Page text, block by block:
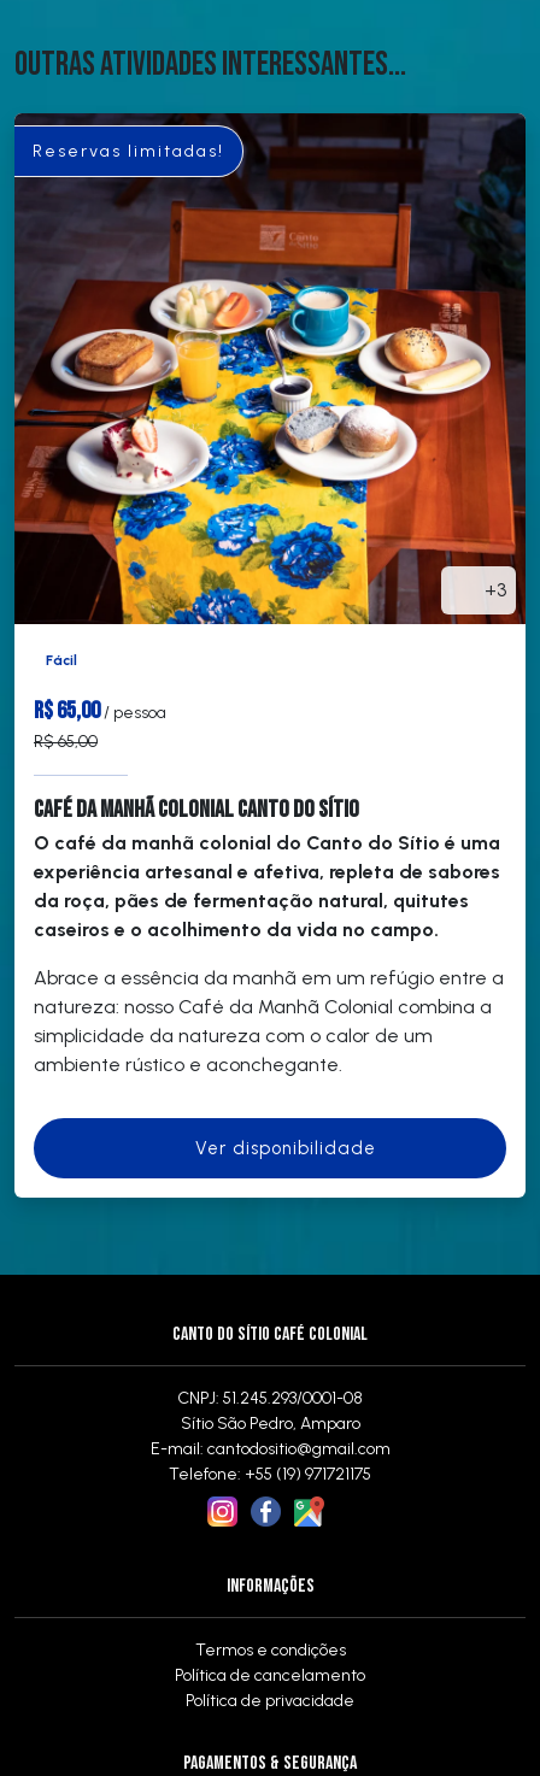
Outras atividades interessantes...
Reservas limitadas!
+3
Fácil
R$ 65,00/ pessoa
R$ 65,00
Café da Manhã Colonial Canto do Sítio
O café da manhã colonial do Canto do Sítio é uma
experiência artesanal e afetiva, repleta de sabores
da roça, pães de fermentação natural, quitutes
caseiros e o acolhimento da vida no campo.
Abrace a essência da manhã em um refúgio entre a
natureza: nosso Café da Manhã Colonial combina a
simplicidade da natureza com o calor de um
ambiente rústico e aconchegante.
Ver disponibilidade
CANTO DO SÍTIO CAFÉ COLONIAL
CNPJ: 51.245.293/0001-08
Sítio São Pedro, Amparo
E-mail: cantodositio@gmail.com
Telefone: +55 (19) 971721175
INFORMAÇÕES
Termos e condições
Política de cancelamento
Política de privacidade
PAGAMENTOS & SEGURANÇA